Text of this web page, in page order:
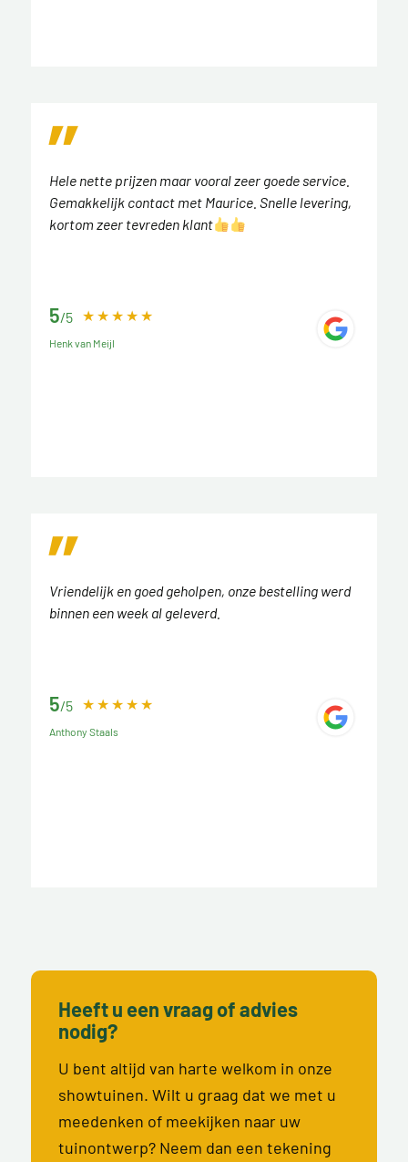
Hele nette prijzen maar vooral zeer goede service.
Gemakkelijk contact met Maurice. Snelle levering,
kortom zeer tevreden klant
5/5
Henk van Meijl
Vriendelijk en goed geholpen, onze bestelling werd
binnen een week al geleverd.
5/5
Anthony Staals
Heeft u een vraag of advies
nodig?
U bent altijd van harte welkom in onze
showtuinen. Wilt u graag dat we met u
meedenken of meekijken naar uw
tuinontwerp? Neem dan een tekening